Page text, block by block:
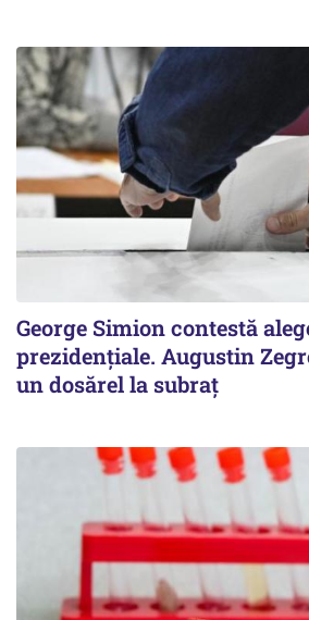
George Simion contestă
prezidențiale. Augustin
un dosărel la subraț